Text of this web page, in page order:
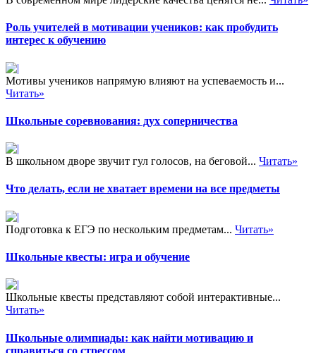
Роль учителей в мотивации учеников: как пробудить
интерес к обучению
Мотивы учеников напрямую влияют на успеваемость и...
Читать»
Школьные соревнования: дух соперничества
В школьном дворе звучит гул голосов, на беговой... Читать»
Что делать, если не хватает времени на все предметы
Подготовка к ЕГЭ по нескольким предметам... Читать»
Школьные квесты: игра и обучение
Школьные квесты представляют собой интерактивные...
Читать»
Школьные олимпиады: как найти мотивацию и
справиться со стрессом